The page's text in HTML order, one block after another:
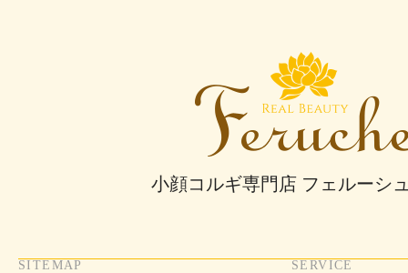
小顔コルギ専門店 フェルーシ
SITEMAP SERVICE